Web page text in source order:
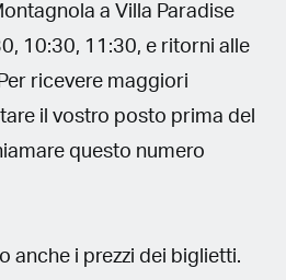
a Villa Paradise
10:30, 11:30, e ritorni alle
ricevere maggiori
il vostro posto prima del
questo numero
anche i prezzi dei biglietti.